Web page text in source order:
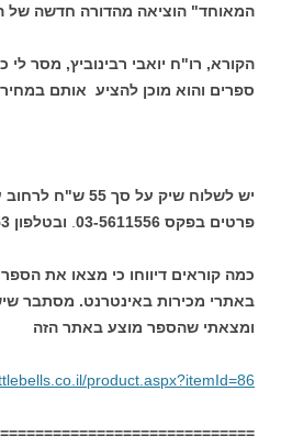
המאוחד" הוציאה מהדורה חדשה של
הקורא, רו"ח יואבי רבינוביץ, מסר
ספרים והוא מוכן להציע אותם
פרטים בפקס 03-5611556
ובטלפון 03-5615353
כמה קוראים דיווחו כי מצאו את הספר
באתרי מכירות באינטרנט. מסתבר
ומצאתי שהספר מוצע באתר הזה
product.aspx?itemId=86